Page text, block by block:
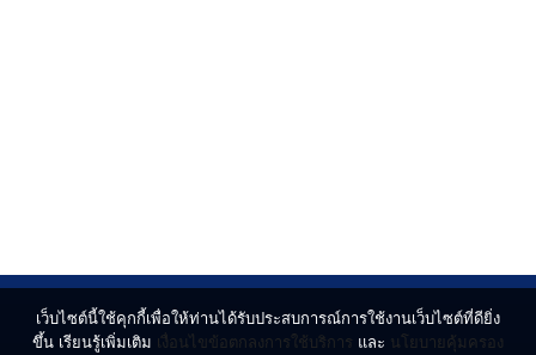
เว็บไซต์นี้ใช้คุกกี้เพื่อให้ท่านได้รับประสบการณ์การใช้งานเว็บไซต์ที่ดียิ่ง
ขึ้น เรียนรู้เพิ่มเติม เงื่อนไขข้อตกลงการใช้บริการ และ นโยบายคุ้มครอง